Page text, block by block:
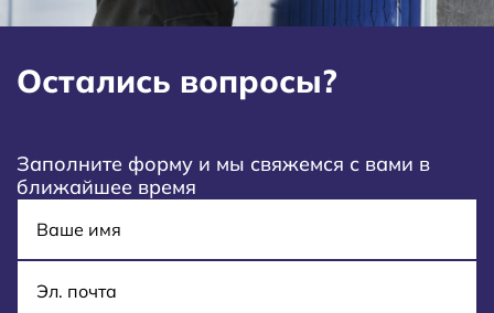
Остались вопросы?
Заполните форму и мы свяжемся с вами в
ближайшее время